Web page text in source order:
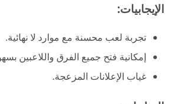
الإيجابيات:
تجربة لعب محسنة مع موارد لا نهائية.
إمكانية فتح جميع الفرق واللاعبين
غياب الإعلانات المزعجة.